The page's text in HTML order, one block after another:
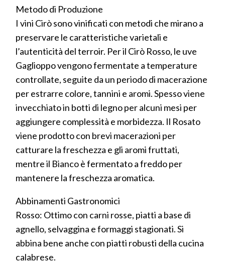
Metodo di Produzione
I vini Cirò sono vinificati con metodi che mirano a
preservare le caratteristiche varietali e
l’autenticità del terroir. Per il Cirò Rosso, le uve
Gaglioppo vengono fermentate a temperature
controllate, seguite da un periodo di macerazione
per estrarre colore, tannini e aromi. Spesso viene
invecchiato in botti di legno per alcuni mesi per
aggiungere complessità e morbidezza. Il Rosato
viene prodotto con brevi macerazioni per
catturare la freschezza e gli aromi fruttati,
mentre il Bianco è fermentato a freddo per
mantenere la freschezza aromatica.
Abbinamenti Gastronomici
Rosso: Ottimo con carni rosse, piatti a base di
agnello, selvaggina e formaggi stagionati. Si
abbina bene anche con piatti robusti della cucina
calabrese.